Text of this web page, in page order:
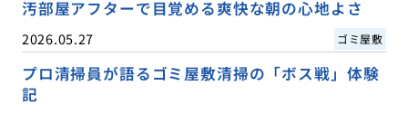
汚部屋アフターで目覚める爽快な朝の心地よさ
2026.05.27 ゴミ屋敷
プロ清掃員が語るゴミ屋敷清掃の「ボス戦」体験
記